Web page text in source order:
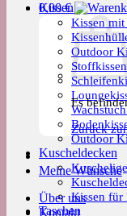
Kissen
Kissen
Outdoor
Stoffkissen
Outdoor
Kuscheldecken
Kissen für
Taschen
0,00€
Es
Zurück
Meine Wünsche
Über uns
Kontakt